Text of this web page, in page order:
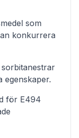
som
konkurrera
egenskaper.
för E494